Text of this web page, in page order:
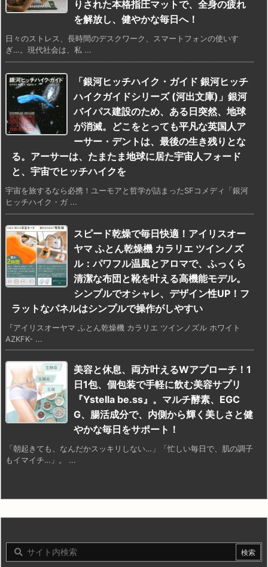
りされた本格指圧マットで、全身の疲れ
を解放し、健やかな毎日へ！
日々のストレス、長時間のデスクワーク、スマートフォンの使いす
ぎ…。現代社会は、私 ...
「銀河ヒッチハイク・ガイド 銀河ヒッチ
ハイクガイドシリーズ (河出文庫)」銀河
バイパス建設のため、ある日突然、地球
が消滅。どこをとっても平凡な英国人ア
ーサー・デントは、最後の生き残りとな
る。アーサーは、たまたま地球に居た宇宙人フォード
と、宇宙でヒッチハイクを
宇宙を旅するなら必携！ユーモアと哲学が詰まったSFコメディ「銀河
ヒッチハイク・ガ ...
スピード乾燥で毎日快適！アイリスオー
ヤマ ふとん乾燥機 カラリエ ツインノズ
ル：パワフル温風とアロマで、ふっくら
清潔な布団と靴を叶える高機能モデル。
シンプルでオシャレ、デザイン性UP！フ
ラットなパネルはシンプルで操作がしやすい
『アイリスオーヤマ ふとん乾燥機 カラリエ ツインノズル ホワイト
AZKFK- ...
美容と休息、両方叶えるWアプローチ！1
日1包、個包装で手軽に飲む美容サプリ
『Ystella be.ss』。マルチ酵素、EGC
G、腸活成分で、内側から輝く美しさと健
やかな毎日をサポート！
「朝起きても、なんだかスッキリしない…」「忙しい毎日で、肌の調子
もイマイチ…」。 ...